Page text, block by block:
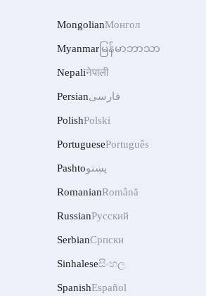
MongolianМонгол
Myanmar မြန်မာဘာသာ
Nepaliनेपाली
Persianفارسی
PolishPolski
PortuguesePortuguês
Pashtoپښتو
RomanianRomână
RussianРусский
SerbianСрпски
Sinhaleseසිංහල
SpanishEspañol